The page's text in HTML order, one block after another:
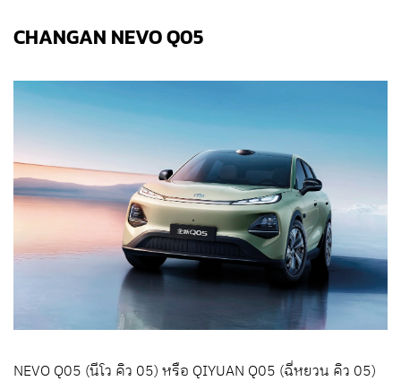
CHANGAN NEVO Q05
NEVO Q05 (นีโว คิว 05) หรือ QIYUAN Q05 (ฉี่หยวน คิว 05)